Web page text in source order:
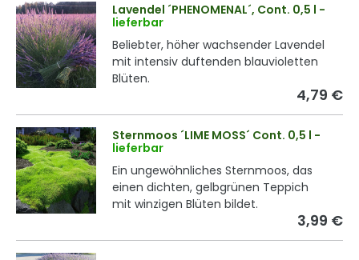
Lavendel ´PHENOMENAL´, Cont. 0,5 l -
lieferbar
Beliebter, höher wachsender Lavendel
mit intensiv duftenden blauvioletten
Blüten.
4,79 €
Sternmoos ´LIME MOSS´ Cont. 0,5 l -
lieferbar
Ein ungewöhnliches Sternmoos, das
einen dichten, gelbgrünen Teppich
mit winzigen Blüten bildet.
3,99 €